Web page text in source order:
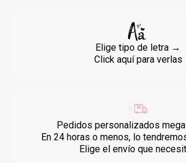
Elige tipo de letra →
Click aquí para verlas
Pedidos personalizados
En 24 horas o menos, lo
Elige el envío que